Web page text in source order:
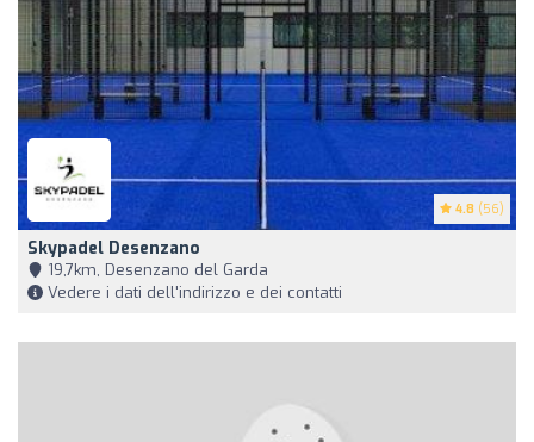
4.8 (56)
Skypadel Desenzano
19,7km, Desenzano del Garda
Vedere i dati dell'indirizzo e dei contatti